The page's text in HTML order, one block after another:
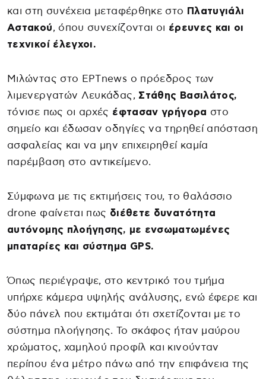
και στη συνέχεια μεταφέρθηκε στο Πλατυγιάλι
Αστακού, όπου συνεχίζονται οι έρευνες και οι
τεχνικοί έλεγχοι.
Μιλώντας στο ΕΡΤnews ο πρόεδρος των
λιμενεργατών Λευκάδας, Στάθης Βασιλάτος,
τόνισε πως οι αρχές έφτασαν γρήγορα στο
σημείο και έδωσαν οδηγίες να τηρηθεί απόσταση
ασφαλείας και να μην επιχειρηθεί καμία
παρέμβαση στο αντικείμενο.
Σύμφωνα με τις εκτιμήσεις του, το θαλάσσιο
drone φαίνεται πως διέθετε δυνατότητα
αυτόνομης πλοήγησης, με ενσωματωμένες
μπαταρίες και σύστημα GPS.
Όπως περιέγραψε, στο κεντρικό του τμήμα
υπήρχε κάμερα υψηλής ανάλυσης, ενώ έφερε και
δύο πάνελ που εκτιμάται ότι σχετίζονται με το
σύστημα πλοήγησης. Το σκάφος ήταν μαύρου
χρώματος, χαμηλού προφίλ και κινούνταν
περίπου ένα μέτρο πάνω από την επιφάνεια της